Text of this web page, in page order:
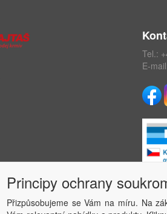
Tel.:
E-
Principy ochrany
Přizpůsobujeme se Vám na míru. Na